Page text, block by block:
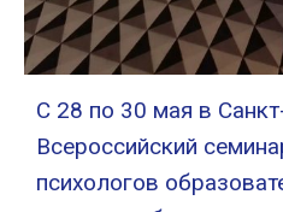
С 28 по 30 мая в
Всероссийский
психологов